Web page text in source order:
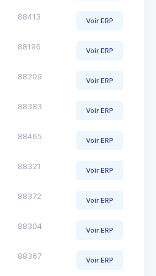
88413 Voir ERP
88196 Voir ERP
88209 Voir ERP
88383 Voir ERP
88465 Voir ERP
88321 Voir ERP
88372 Voir ERP
88304 Voir ERP
88367 Voir ERP